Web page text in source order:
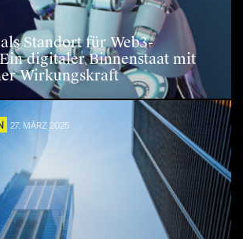
Standort für Web3-
digitaler Binnenstaat mit
Wirkungskraft
27. MÄRZ 2025